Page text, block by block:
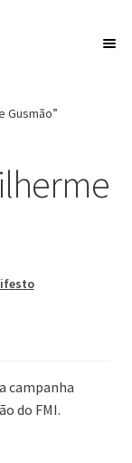
Gusmão”
campanha
do FMI.